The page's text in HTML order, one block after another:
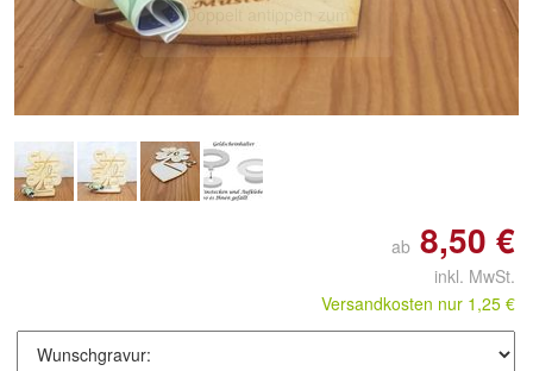
Doppelt antippen zum
vergrößern
ab 8,50 €
inkl. MwSt.
Versandkosten nur 1,25 €